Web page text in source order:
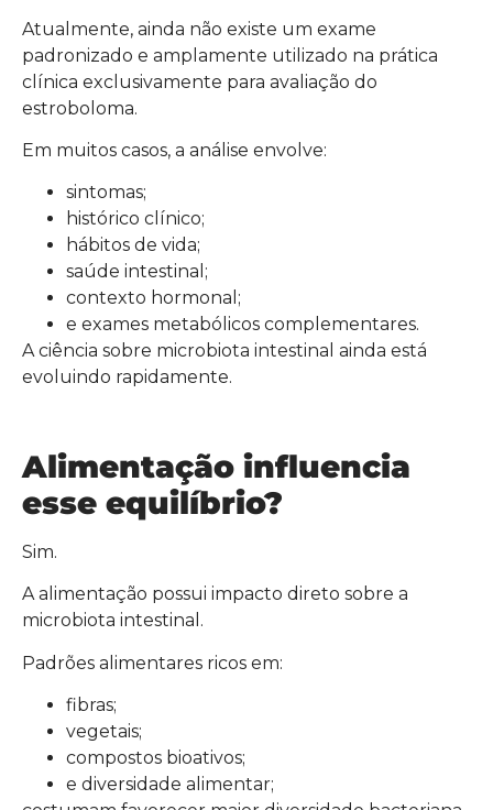
Atualmente, ainda não existe um exame
padronizado e amplamente utilizado na prática
clínica exclusivamente para avaliação do
estroboloma.
Em muitos casos, a análise envolve:
sintomas;
histórico clínico;
hábitos de vida;
saúde intestinal;
contexto hormonal;
e exames metabólicos complementares.
A ciência sobre microbiota intestinal ainda está
evoluindo rapidamente.
Alimentação influencia
esse equilíbrio?
Sim.
A alimentação possui impacto direto sobre a
microbiota intestinal.
Padrões alimentares ricos em:
fibras;
vegetais;
compostos bioativos;
e diversidade alimentar;